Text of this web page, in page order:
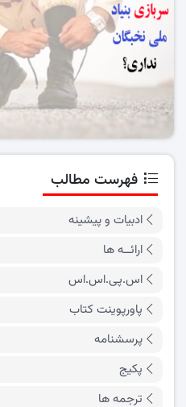
فهرست مطالب
ادبیات و پیشینه
ارائــه ها
اس.پی.اس.اس
پاورپوینت کتاب
پرسشنامه
پکیج
ترجمه ها